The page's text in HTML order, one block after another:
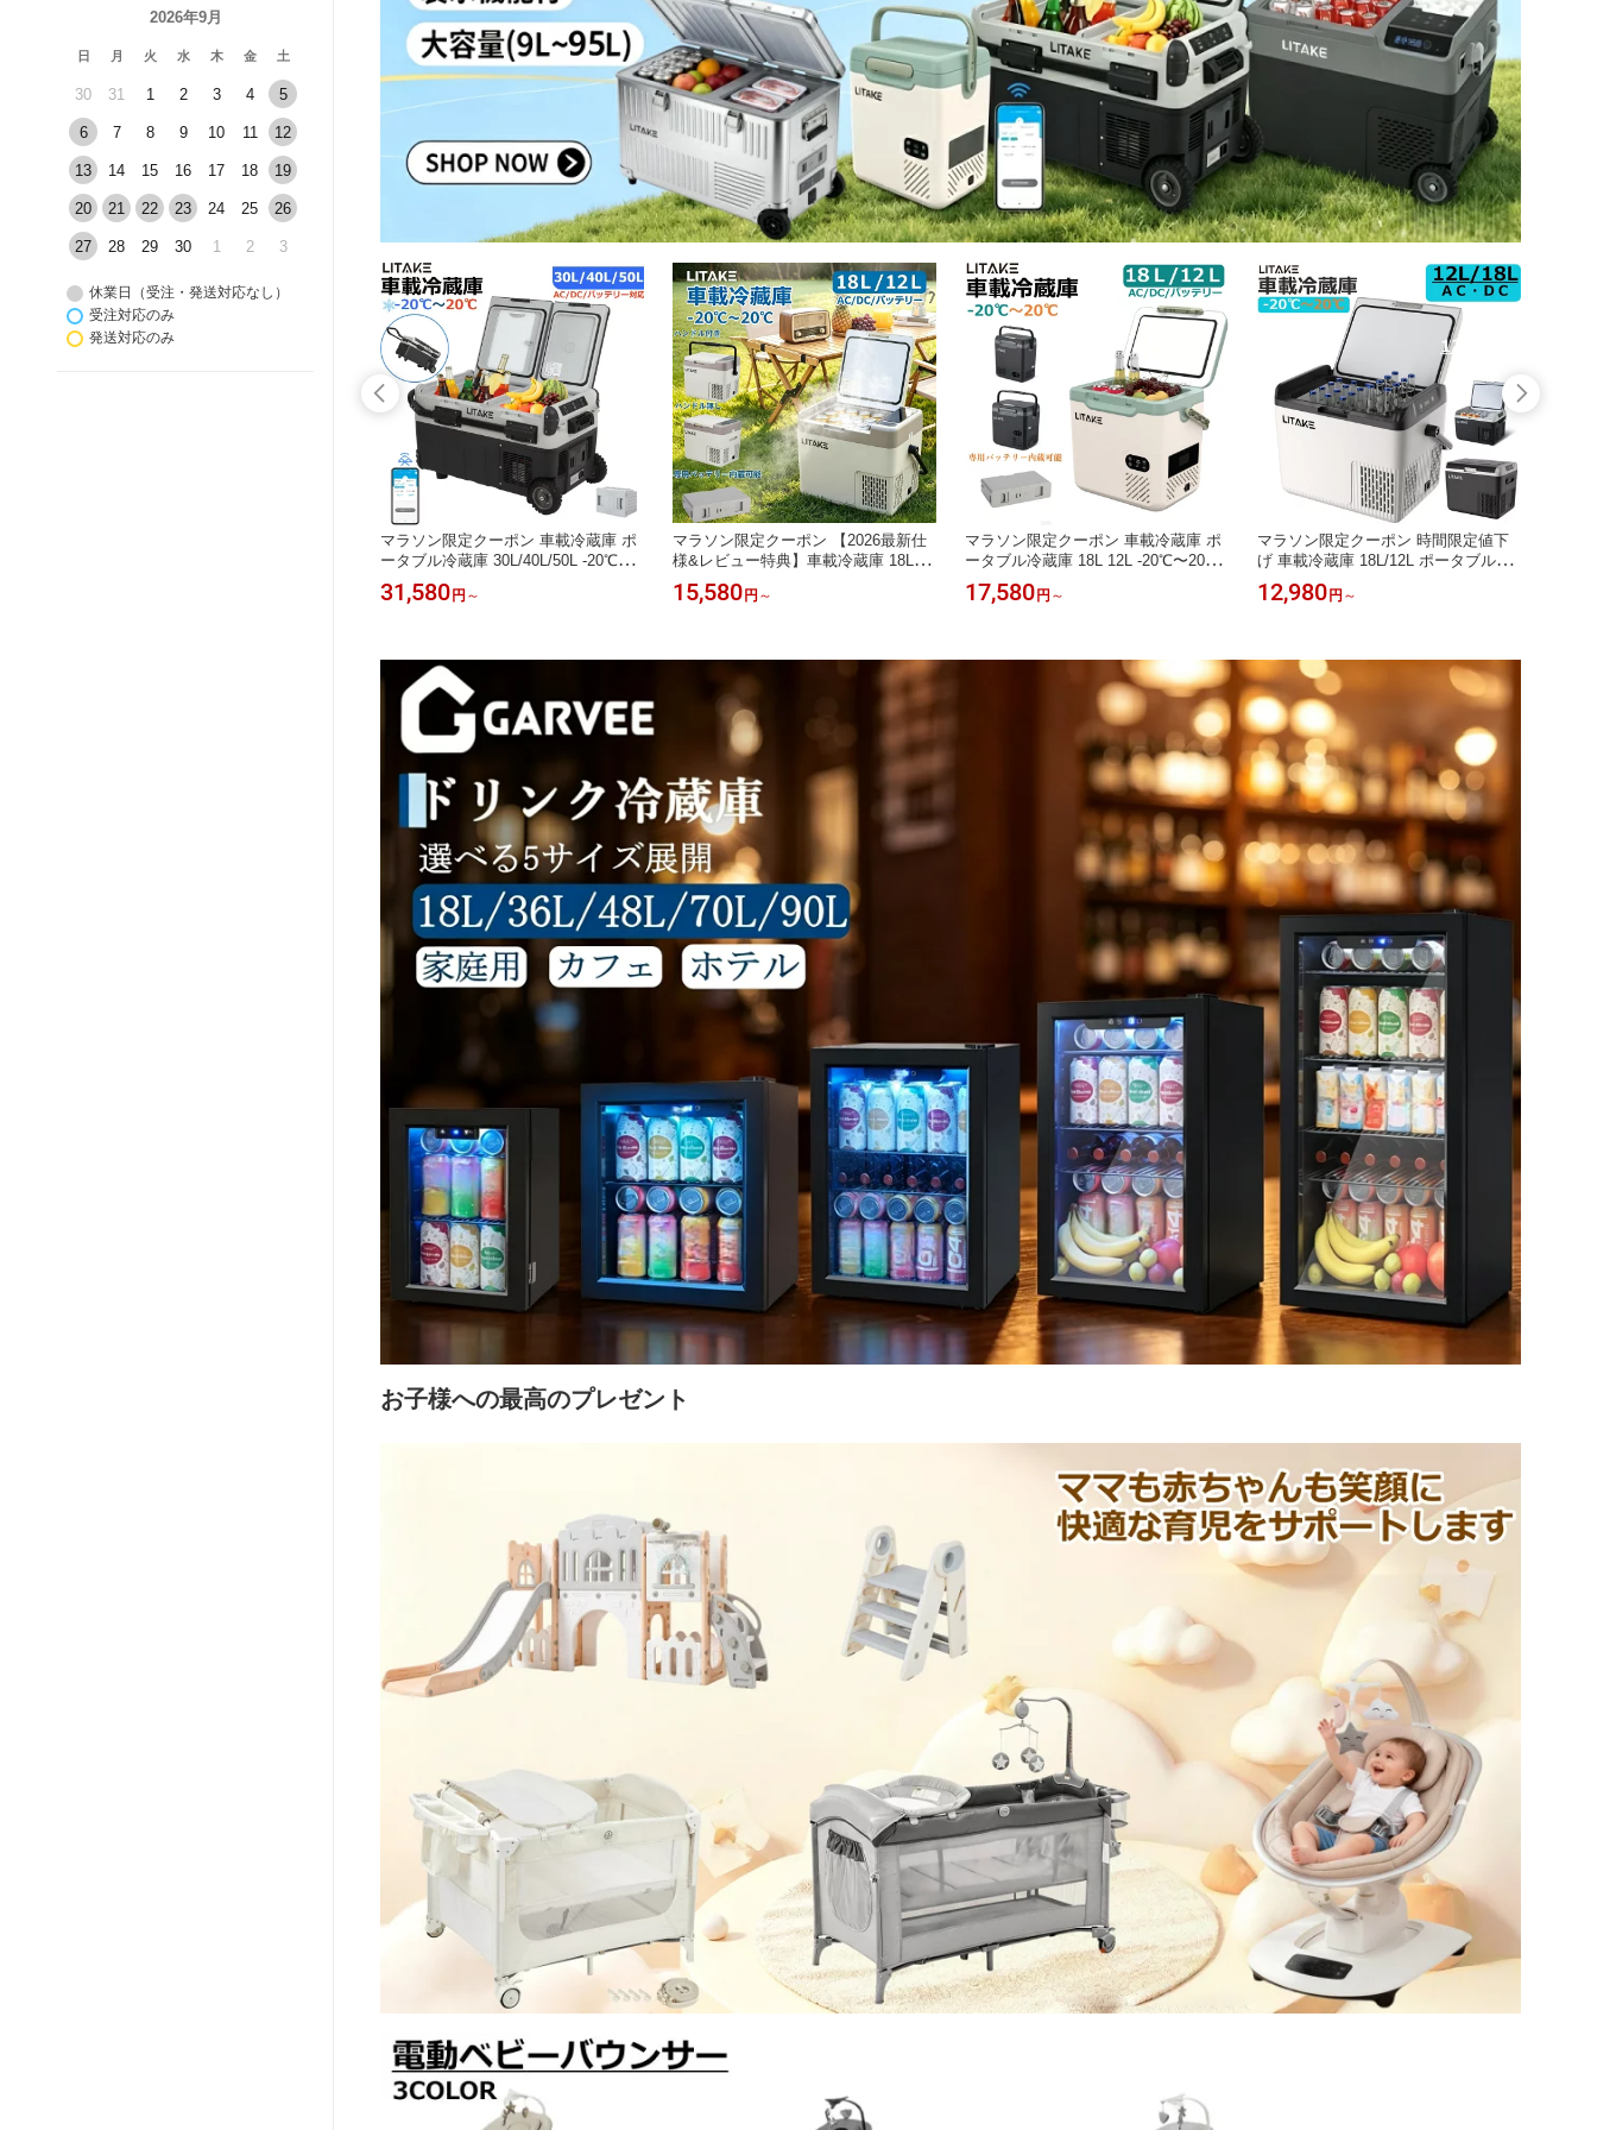
2026年9月
日 月 火 水 木 金 土
30 31 1 2 3 4 5
6 7 8 9 10 11 12
13 14 15 16 17 18 19
20 21 22 23 24 25 26
27 28 29 30 1 2 3
休業日（受注・発送対応なし）
受注対応のみ
発送対応のみ
マラソン限定クーポン 車載冷蔵庫 ポ
ータブル冷蔵庫 30L/40L/50L -20℃〜2
0℃ バッテリー内蔵可 冷凍 冷蔵 2室 4
Way電源 アプリ遠隔操作 DC12V/24V
31,580円 ～
マラソン限定クーポン 【2026最新仕
様&レビュー特典】車載冷蔵庫 18L 12
L -20℃〜20℃ ポータブル冷蔵庫 バッ
テリー内蔵可能 4Way電源対応 急速
用 車中泊 アウトドア
15,580円 ～
マラソン限定クーポン 車載冷蔵庫 ポ
ータブル冷蔵庫 18L 12L -20℃〜20℃
バッテリー内蔵可能 4Way電源対応
急速冷凍 DC12V/24V AC100V LCD温
中泊 アウトドア 新生活
17,580円 ～
マラソン限定クーポン 時間限定値下
げ 車載冷蔵庫 18L/12L ポータブル冷
蔵庫 急速冷凍 -20℃〜20℃ 45W省エ
ネ 静音 3WAY電源対応 DC12V/24V A
現場 新生活
12,980円 ～
お子様への最高のプレゼント